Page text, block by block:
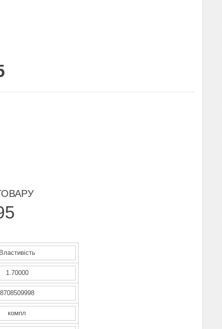
Властивість
1.70000
8708509998
компл